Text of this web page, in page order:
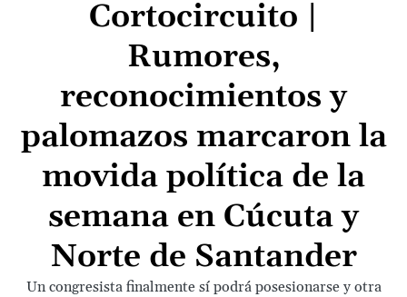
Cortocircuito |
Rumores,
reconocimientos y
palomazos marcaron la
movida política de la
semana en Cúcuta y
Norte de Santander
Un congresista finalmente sí podrá posesionarse y otra